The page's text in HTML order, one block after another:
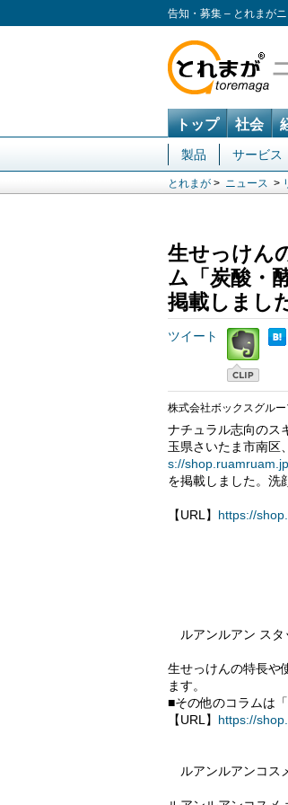
告知・募集 – とれまが
トップ 社会
製品 サービス
とれまが > ニュース >
生せっけん
ム「炭酸・
掲載しまし
ツイート
株式会社ボックスグル
ナチュラル志向のス
玉県さいたま市南区
s://
を掲載しました。洗
【URL】 https://
ルアンルアン ス
生せっけんの特長や
ます。
■その他のコラムは
【URL】 https://
ルアンルアンコス